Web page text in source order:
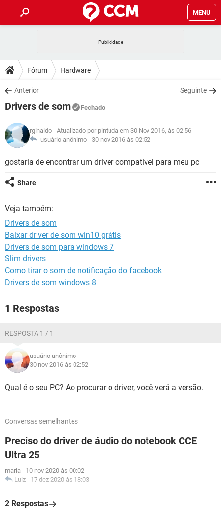
MENU
CELULAR
OUTLOOK
INSTAGRAM
GUIA DE COMPRAS
DICAS
JOGOS
INSTAGRAM GMAIL
GUIA DE COMPRAS
DOWNLOADS
JOGOS
CELULAR
OUTLOOK EXCEL
INSTAGRAM
JOGOS WHATSAPP
CELULAR
OUTLOOK EXCEL
INSTAGRAM
GLOSSÁRIO
JOGOS WHATSAPP
INSTAGRAM
GUIA DE COMPRAS
Fórum Hardware
Anterior Seguinte
Drivers de som Fechado
rginaldo - Atualizado por pintuda em 30 Nov 2016, às 02:56
usuário anônimo - 30 nov 2016 às 02:52
gostaria de encontrar um driver compativel para meu pc
Share
Veja também:
Drivers de som
Baixar driver de som win10 grátis
Drivers de som para windows 7
Slim drivers
Como tirar o som de notificação do facebook
Drivers de som windows 8
1 Respostas
RESPOSTA 1 / 1
usuário anônimo
30 nov 2016 às 02:52
Qual é o seu PC? Ao procurar o driver, você verá a versão.
Conversas semelhantes
Preciso do driver de áudio do notebook CCE
Ultra 25
maria - 10 nov 2020 às 00:02
Luiz - 17 dez 2020 às 18:03
2 Respostas